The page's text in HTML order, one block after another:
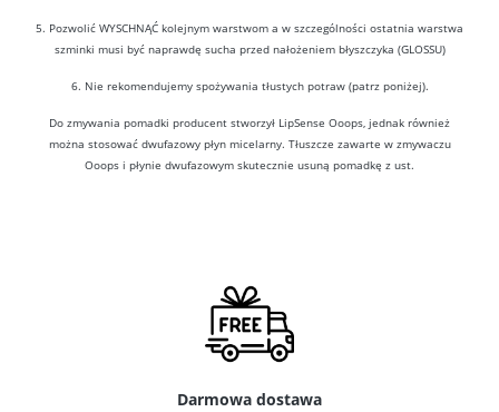
5. Pozwolić WYSCHNĄĆ kolejnym warstwom a w szczególności ostatnia warstwa
szminki musi być naprawdę sucha przed nałożeniem błyszczyka (GLOSSU)
6. Nie rekomendujemy spożywania tłustych potraw (patrz poniżej).
Do zmywania pomadki producent stworzył LipSense Ooops, jednak również
można stosować dwufazowy płyn micelarny. Tłuszcze zawarte w zmywaczu
Ooops i płynie dwufazowym skutecznie usuną pomadkę z ust.
Darmowa dostawa